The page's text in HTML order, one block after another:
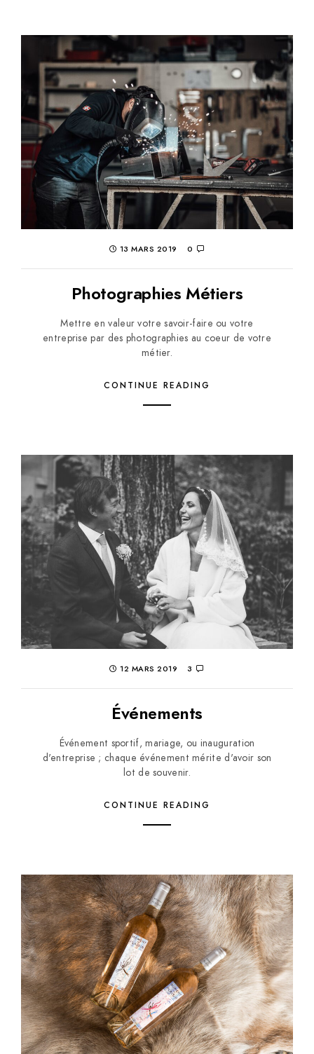
13 MARS 2019 0
Photographies Métiers
Mettre en valeur votre savoir-faire ou votre
entreprise par des photographies au coeur de votre
métier.
CONTINUE READING
12 MARS 2019 3
Événements
Événement sportif, mariage, ou inauguration
d'entreprise ; chaque événement mérite d'avoir son
lot de souvenir.
CONTINUE READING